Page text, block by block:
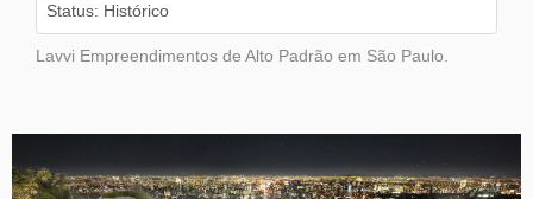
Status: Histórico
Lavvi Empreendimentos de Alto Padrão em São Paulo.